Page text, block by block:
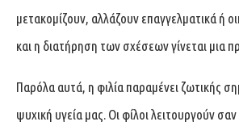
μετακομίζουν, αλλάζουν επαγγελματικά ή
και η διατήρηση των σχέσεων γίνεται μια
Παρόλα αυτά, η φιλία παραμένει ζωτικής
ψυχική υγεία μας. Οι φίλοι λειτουργούν